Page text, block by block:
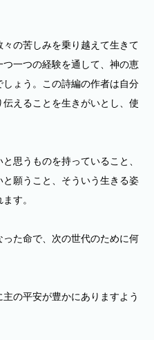
の苦しみを乗り越えて生きて
一つの経験を通して、神の恵
ょう。この詩編の作者は自分
えることを生きがいとし、使
思うものを持っていること、
願うこと、そういう生きる姿
す。
た命で、次の世代のために何
の平安が豊かにありますよう